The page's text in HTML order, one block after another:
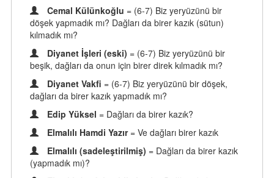
Cemal Külünkoğlu = (6-7) Biz yeryüzünü bir
döşek yapmadık mı? Dağları da birer kazık (sütun)
kılmadık mı?
Diyanet İşleri (eski) = (6-7) Biz yeryüzünü bir
beşik, dağları da onun için birer direk kılmadık mı?
Diyanet Vakfi = (6-7) Biz yeryüzünü bir döşek,
dağları da birer kazık yapmadık mı?
Edip Yüksel = Dağları da birer kazık?
Elmalılı Hamdi Yazır = Ve dağları birer kazık
Elmalılı (sadeleştirilmiş) = Dağları da birer kazık
(yapmadık mı)?